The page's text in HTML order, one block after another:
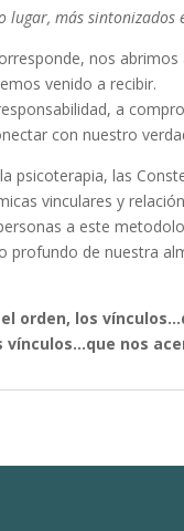
lugar, más sintonizados
nos
venido a recibir.
a
con nuestro
psicoterapia, las
vinculares y
a este
profundo de nuestra
orden, los
vínculos…que nos